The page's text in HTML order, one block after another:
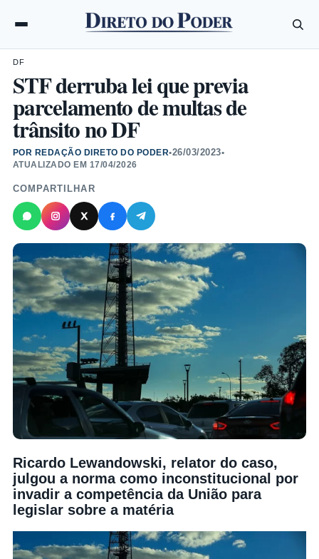
DF
STF derruba lei que previa
parcelamento de multas de
trânsito no DF
POR REDAÇÃO DIRETO DO PODER•26/03/2023•
ATUALIZADO EM 17/04/2026
COMPARTILHAR
Ricardo Lewandowski, relator do caso,
julgou a norma como inconstitucional por
invadir a competência da União para
legislar sobre a matéria